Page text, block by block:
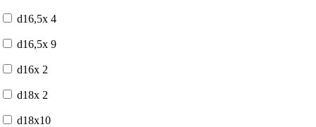
d16,5x 4
d16,5x 9
d16x 2
d18x 2
d18x10